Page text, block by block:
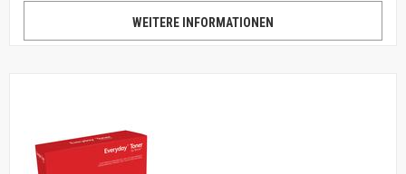
WEITERE INFORMATIONEN